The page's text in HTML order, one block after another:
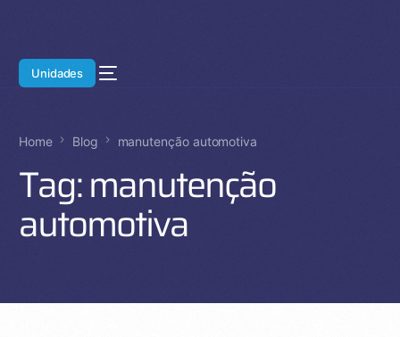
Unidades
Home Blog manutenção automotiva
Tag:manutenção
automotiva